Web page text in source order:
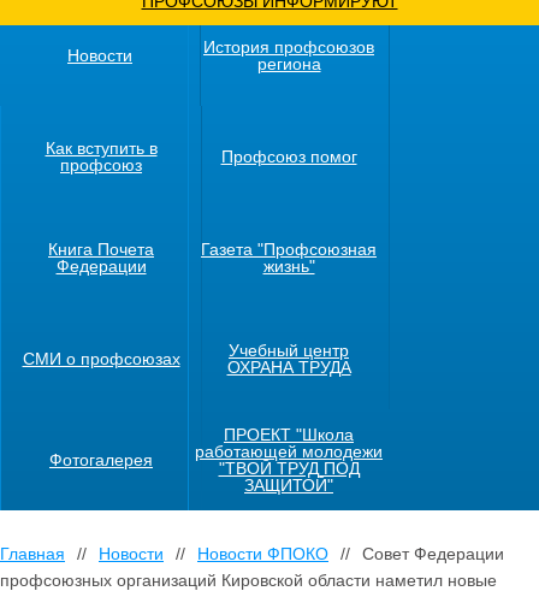
Новости
История профсоюзов
региона
Как вступить в
профсоюз
Профсоюз помог
Книга Почета
Федерации
Газета "Профсоюзная
жизнь"
СМИ о профсоюзах
Учебный центр
ОХРАНА ТРУДА
Фотогалерея
ПРОЕКТ "Школа
работающей молодежи
"ТВОЙ ТРУД ПОД
ЗАЩИТОЙ"
Главная // Новости // Новости ФПОКО //
Совет Федерации
профсоюзных организаций Кировской области наметил новые